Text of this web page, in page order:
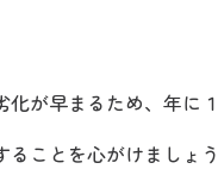
が早まるため、年に
ことを心がけましょう